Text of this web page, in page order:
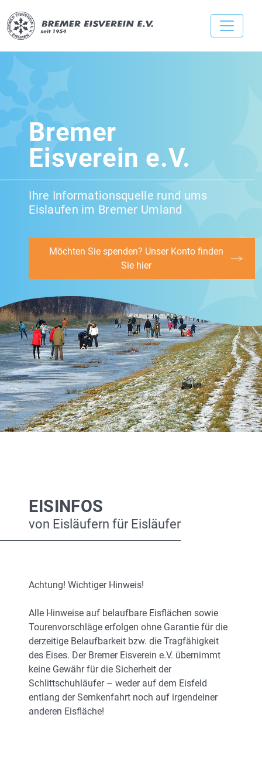
Bremer
Eisverein e.V.
Ihre Informationsquelle rund ums
Eislaufen im Bremer Umland
Möchten Sie spenden? Unser Konto finden
Sie hier
EISINFOS
von Eisläufern für Eisläufer
Achtung! Wichtiger Hinweis!
Alle Hinweise auf belaufbare Eisflächen sowie
Tourenvorschläge erfolgen ohne Garantie für die
derzeitige Belaufbarkeit bzw. die Tragfähigkeit
des Eises. Der Bremer Eisverein e.V. übernimmt
keine Gewähr für die Sicherheit der
Schlittschuhläufer – weder auf dem Eisfeld
entlang der Semkenfahrt noch auf irgendeiner
anderen Eisfläche!